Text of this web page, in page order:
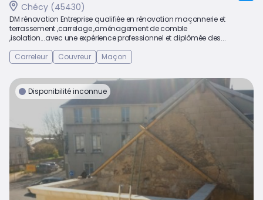
Chécy (45430)
DM rénovation Entreprise qualifiée en rénovation maçonnerie et
terrassement ,carrelage ,aménagement de comble
,isolation...avec une expérience professionnel et diplômée des...
Carreleur
Couvreur Maçon
Disponibilité inconnue